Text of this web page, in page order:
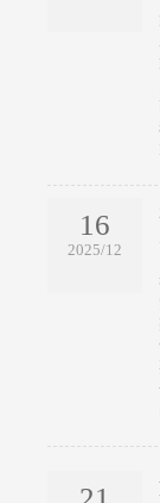
16
2025/12